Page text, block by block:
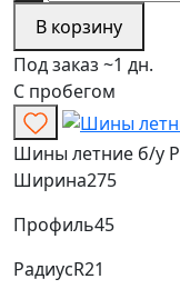
В корзину
Под заказ ~1 дн.
С пробегом
Шины летние б/у
Ширина275
Профиль45
РадиусR21